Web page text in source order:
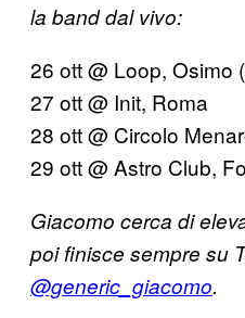
la band dal vivo:
26 ott @ Loop, Osimo
27 ott @ Init, Roma
28 ott @ Circolo
29 ott @ Astro Club,
​Giacomo cerca di
poi finisce sempre su
@generic_giacomo​.